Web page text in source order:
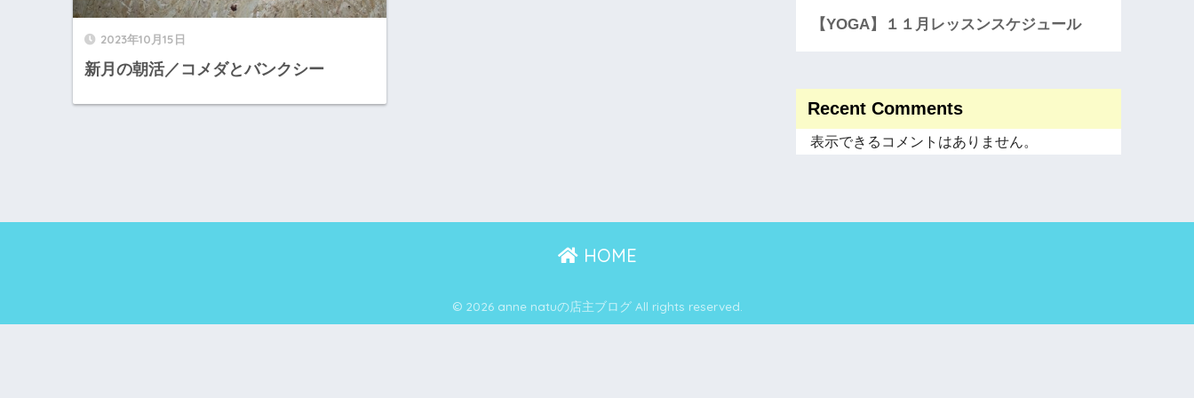
2023年10月15日
新月の朝活／コメダとバンクシー
【YOGA】１１月レッスンスケジュール
Recent Comments
表示できるコメントはありません。
HOME
© 2026 anne natuの店主ブログ All rights reserved.